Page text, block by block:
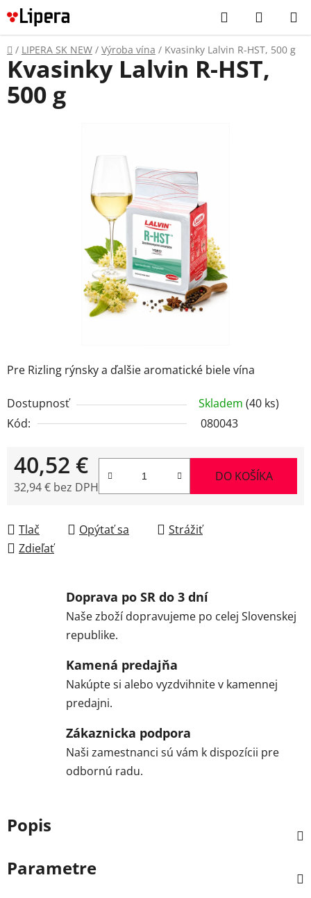
Prejsť
na
obsah
Hľadať
KOŠÍK
Domov
/ LIPERA SK NEW / Výroba vína / Kvasinky Lalvin R-HST, 500 g
Pre Rizling rýnsky a ďalšie aromatické biele vína
Dostupnosť Skladem (40 ks)
Kód:
080043
40,52 €
32,94 € bez DPH
DO KOŠÍKA
Tlač Opýtať sa
Strážiť
Zdieľať
Kvasinky Lalvin R-HST,
500 g
Doprava po SR do 3 dní
Naše zboží dopravujeme po celej Slovenskej
republike.
Kamená predajňa
Nakúpte si alebo vyzdvihnite v kamennej
predajni.
Zákaznicka podpora
Naši zamestnanci sú vám k dispozícii pre
odbornú radu.
Popis
Parametre